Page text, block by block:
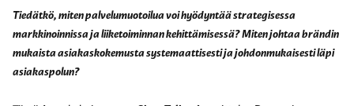
Tiedätkö, miten palvelumuotoilua voi hyödyntää strategisessa
markkinoinnissa ja liiketoiminnan kehittämisessä? Miten johtaa brändin
mukaista asiakaskokemusta systemaattisesti ja johdonmukaisesti läpi
asiakaspolun?